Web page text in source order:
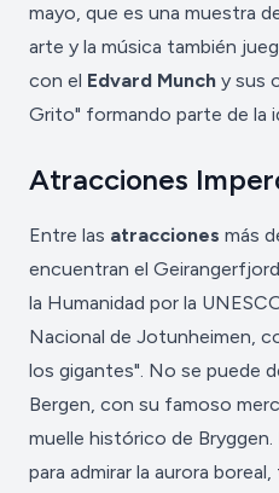
mayo, que es una muestra
arte y la música también
con el Edvard Munch y sus
Grito" formando parte de la
Atracciones
Entre las atracciones más
encuentran el
la Humanidad por la
Nacional de Jotunheimen,
los gigantes". No se puede
Bergen, con su famoso
muelle histórico de Bryggen.
para admirar la aurora